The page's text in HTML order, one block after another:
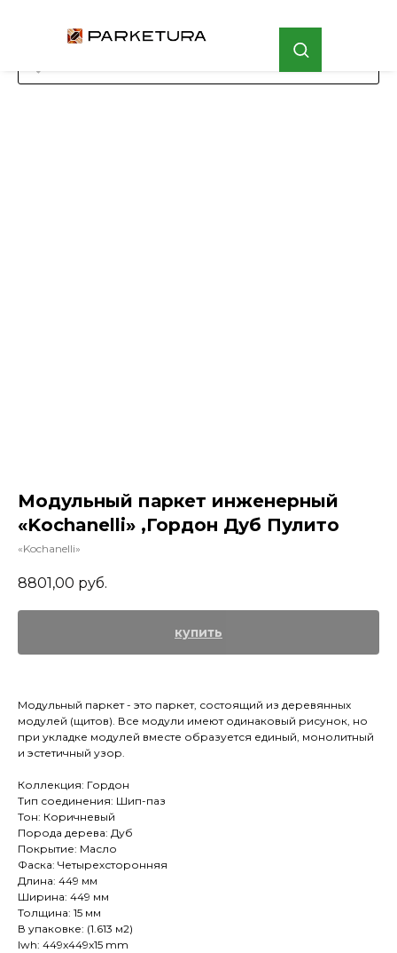
Модульный паркет инженерный
«Kochanelli» ,Гордон Дуб Пулито
«Kochanelli»
8801,00 руб.
купить
Модульный паркет - это паркет, состоящий из деревянных
модулей (щитов). Все модули имеют одинаковый рисунок, но
при укладке модулей вместе образуется единый, монолитный
и эстетичный узор.
Коллекция: Гордон
Тип соединения: Шип-паз
Тон: Коричневый
Порода дерева: Дуб
Покрытие: Масло
Фаска: Четырехсторонняя
Длина: 449 мм
Ширина: 449 мм
Толщина: 15 мм
В упаковке: (1.613 м2)
lwh: 449x449x15 mm